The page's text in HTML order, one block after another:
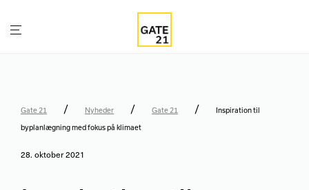
Gate 21 / Nyheder / Gate 21 / Inspiration til
byplanlægning med fokus på klimaet
28. oktober 2021